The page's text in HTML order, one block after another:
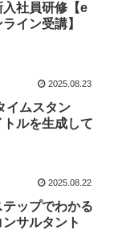
社員研修【e
イン受講】
2025.08.23
イムスタン
ルを生成して
2025.08.22
ップでわかる
サルタント